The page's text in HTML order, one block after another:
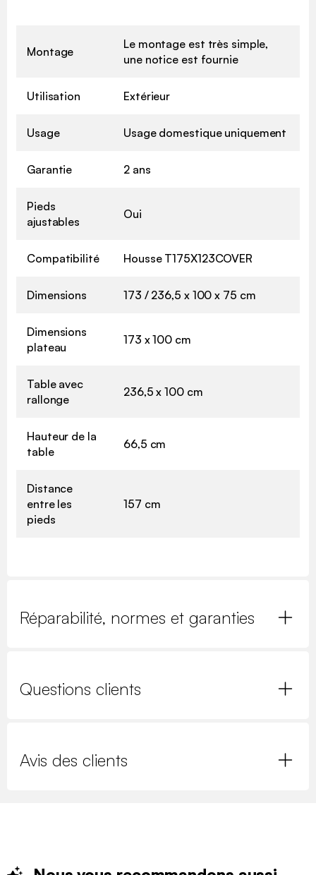
Montage
Le montage est très simple,
une notice est fournie
Utilisation Extérieur
Usage Usage domestique uniquement
Garantie 2 ans
Pieds
ajustables
Oui
Compatibilité Housse T175X123COVER
Dimensions 173 / 236,5 x 100 x 75 cm
Dimensions
plateau
173 x 100 cm
Table avec
rallonge
236,5 x 100 cm
Hauteur de la
table
66,5 cm
Distance
entre les
pieds
157 cm
Réparabilité, normes et garanties
Questions clients
Avis des clients